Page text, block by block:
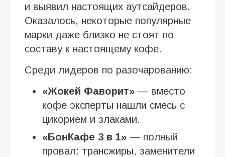
и выявил настоящих аутсайдеров.
Оказалось, некоторые популярные
марки даже близко не стоят по
составу к настоящему кофе.
Среди лидеров по разочарованию:
«Жокей Фаворит» — вместо
кофе эксперты нашли смесь с
цикорием и злаками.
«БонКафе 3 в 1» — полный
провал: трансжиры, заменители